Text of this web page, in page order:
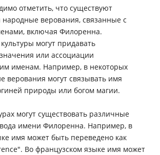
отметить, что существуют
народные верования, связанные с
включая Филоренна.
могут придавать
или ассоциации
именам. Например, в некоторых
верования могут связывать имя
природы или богом магии.
могут существовать различные
имени Филоренна. Например, в
имя может быть переведено как
Во французском языке имя может